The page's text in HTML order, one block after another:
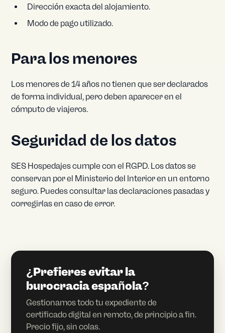
Dirección exacta del alojamiento.
Modo de pago utilizado.
Para los menores
Los menores de 14 años no tienen que ser declarados
de forma individual, pero deben aparecer en el
cómputo de viajeros.
Seguridad de los datos
SES Hospedajes cumple con el RGPD. Los datos se
conservan por el Ministerio del Interior en un entorno
seguro. Puedes consultar las declaraciones pasadas y
corregirlas en caso de error.
¿Prefieres evitar la
burocracia española?
Gestionamos todo tu expediente de
certificado digital en remoto, de principio a fin.
Precio fijo, sin colas.